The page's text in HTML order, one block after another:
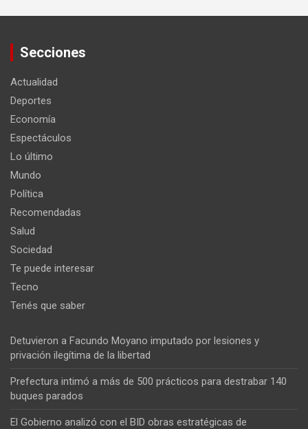
Secciones
Actualidad
Deportes
Economía
Espectáculos
Lo último
Mundo
Política
Recomendadas
Salud
Sociedad
Te puede interesar
Tecno
Tenés que saber
Detuvieron a Facundo Moyano imputado por lesiones y
privación ilegítima de la libertad
Prefectura intimó a más de 500 prácticos para destrabar 140
buques parados
El Gobierno analizó con el BID obras estratégicas de